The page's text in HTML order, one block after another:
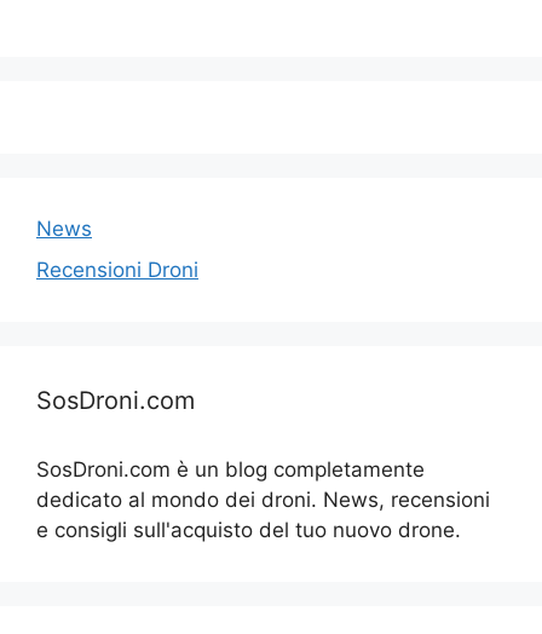
News
Recensioni Droni
SosDroni.com
SosDroni.com è un blog completamente
dedicato al mondo dei droni. News, recensioni
e consigli sull'acquisto del tuo nuovo drone.